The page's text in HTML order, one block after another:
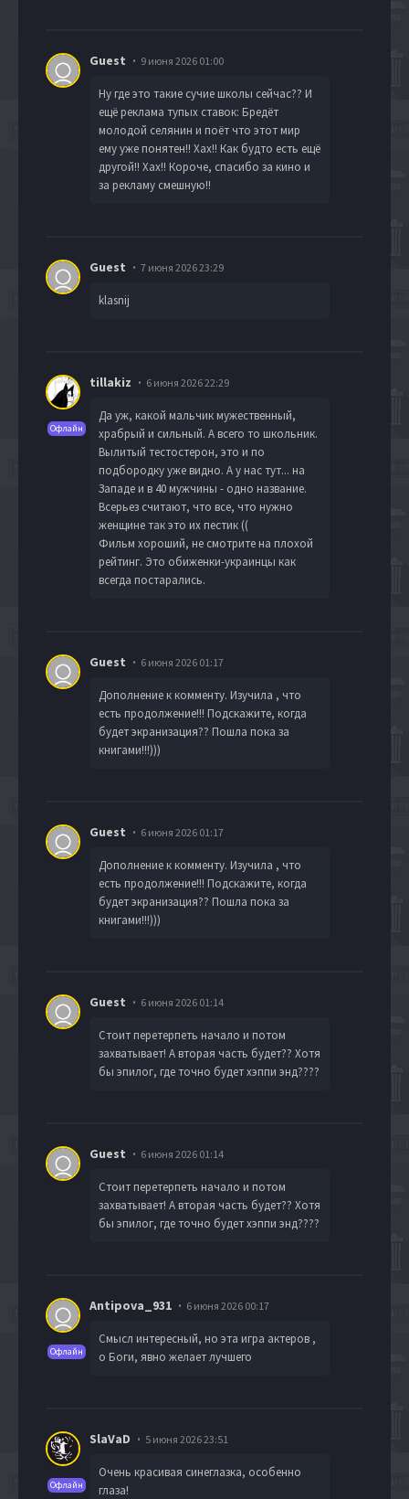
Guest 9 июня 2026 01:00
Ну где это такие сучие школы сейчас?? И
ещё реклама тупых ставок: Бредёт
молодой селянин и поёт что этот мир
ему уже понятен!! Хах!! Как будто есть ещё
другой!! Хах!! Короче, спасибо за кино и
за рекламу смешную!!
Guest 7 июня 2026 23:29
klasnij
Офлайн
tillakiz 6 июня 2026 22:29
Да уж, какой мальчик мужественный,
храбрый и сильный. А всего то школьник.
Вылитый тестостерон, это и по
подбородку уже видно. А у нас тут... на
Западе и в 40 мужчины - одно название.
Всерьез считают, что все, что нужно
женщине так это их пестик ((
Фильм хороший, не смотрите на плохой
рейтинг. Это обиженки-украинцы как
всегда постарались.
Guest 6 июня 2026 01:17
Дополнение к комменту. Изучила , что
есть продолжение!!! Подскажите, когда
будет экранизация?? Пошла пока за
книгами!!!)))
Guest 6 июня 2026 01:17
Дополнение к комменту. Изучила , что
есть продолжение!!! Подскажите, когда
будет экранизация?? Пошла пока за
книгами!!!)))
Guest 6 июня 2026 01:14
Стоит перетерпеть начало и потом
захватывает! А вторая часть будет?? Хотя
бы эпилог, где точно будет хэппи энд????
Guest 6 июня 2026 01:14
Стоит перетерпеть начало и потом
захватывает! А вторая часть будет?? Хотя
бы эпилог, где точно будет хэппи энд????
Офлайн
Antipova_931 6 июня 2026 00:17
Смысл интересный, но эта игра актеров ,
о Боги, явно желает лучшего
Офлайн
SlaVaD 5 июня 2026 23:51
Очень красивая синеглазка, особенно
глаза!